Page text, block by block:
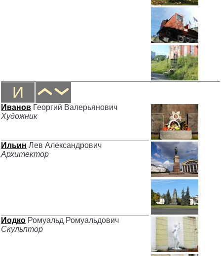
И
Иванов Георгий Валерьянович
Художник
Ильин Лев Александрович
Архитектор
Иодко Ромуальд Ромуальдович
Скульптор